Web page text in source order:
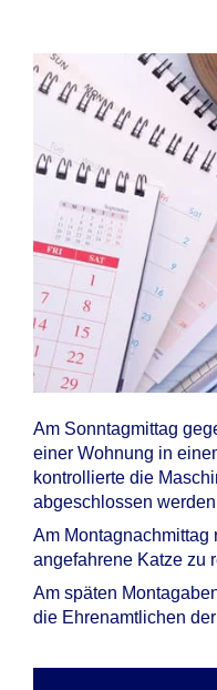
Am Sonntagmittag
einer Wohnung in
kontrollierte die
abgeschlossen
Am Montagnachmittag
angefahrene Katze zu
Am späten
die Ehrenamtlichen